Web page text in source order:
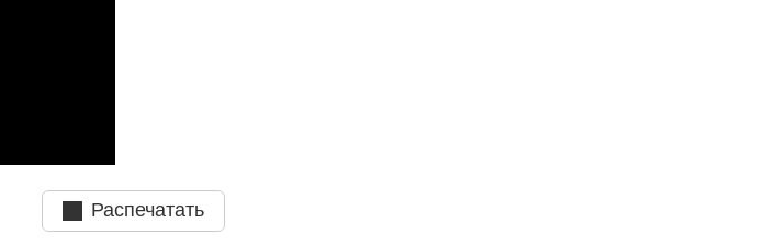
Распечатать